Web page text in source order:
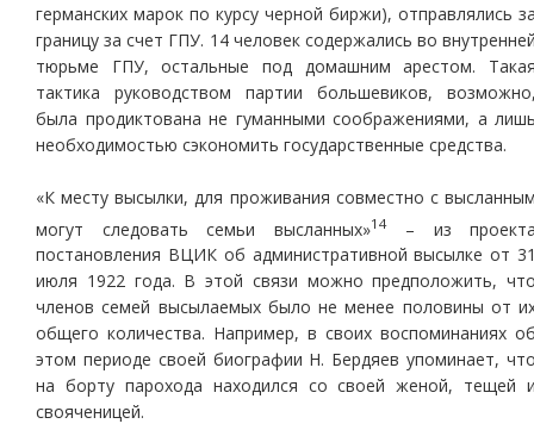
германских марок по курсу черной биржи), отправлялись
границу за счет ГПУ. 14 человек содержались во
тюрьме ГПУ, остальные под домашним арестом.
тактика руководством партии большевиков,
была продиктована не гуманными соображениями, а
необходимостью сэкономить государственные средства.
«К месту высылки, для проживания совместно с
могут следовать семьи высланных»14– из
постановления ВЦИК об административной высылке от
июля 1922 года. В этой связи можно предположить,
членов семей высылаемых было не менее половины от
общего количества. Например, в своих воспоминаниях
этом периоде своей биографии Н. Бердяев упоминает,
на борту парохода находился со своей женой, тещей
свояченицей.